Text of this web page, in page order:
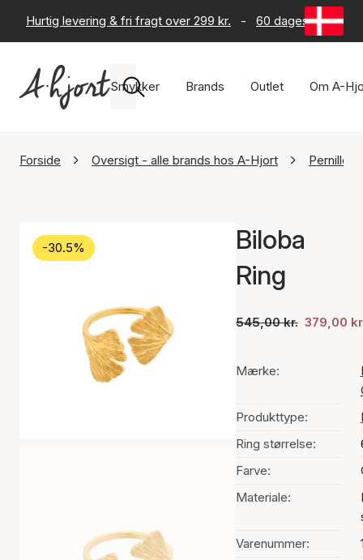
Hurtig levering & fri fragt over 299 kr. - 60 dages returret
Smykker Brands Outlet Om A-
Forside Oversigt - alle brands hos A-Hjort Pernille
-30.5%
Biloba
Ring
545,00 kr. 379,00
Mærke:
Produkttype:
Ring størrelse:
Farve:
Materiale:
Varenummer: